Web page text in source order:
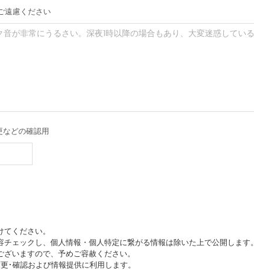
遠慮ください
などの確認用
ください。
ェックし、個人情報・個人特定に繋がる情報は除いた上で公開します。
いますので、予めご容赦ください。
･確認および情報提供に利用します。